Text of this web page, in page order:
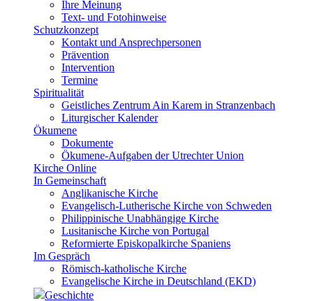
Ihre Meinung
Text- und Fotohinweise
Schutzkonzept
Kontakt und Ansprechpersonen
Prävention
Intervention
Termine
Spiritualität
Geistliches Zentrum Ain Karem in Stranzenbach
Liturgischer Kalender
Ökumene
Dokumente
Ökumene-Aufgaben der Utrechter Union
Kirche Online
In Gemeinschaft
Anglikanische Kirche
Evangelisch-Lutherische Kirche von Schweden
Philippinische Unabhängige Kirche
Lusitanische Kirche von Portugal
Reformierte Episkopalkirche Spaniens
Im Gespräch
Römisch-katholische Kirche
Evangelische Kirche in Deutschland (EKD)
Geschichte